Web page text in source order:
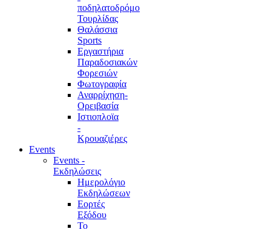
ποδηλατοδρόμο
Τουρλίδας
Θαλάσσια
Sports
Εργαστήρια
Παραδοσιακών
Φορεσιών
Φωτογραφία
Αναρρίχηση-
Ορειβασία
Ιστιοπλοϊα
-
Κρουαζιέρες
Events
Events -
Εκδηλώσεις
Ημερολόγιο
Εκδηλώσεων
Εορτές
Εξόδου
Το